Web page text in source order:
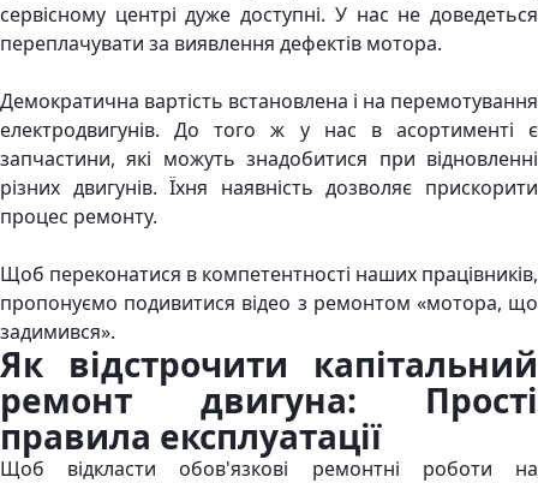
сервісному центрі дуже доступні. У нас не доведеться
переплачувати за виявлення дефектів мотора.
Демократична вартість встановлена ​​і на перемотування
електродвигунів. До того ж у нас в асортименті є
запчастини, які можуть знадобитися при відновленні
різних двигунів. Їхня наявність дозволяє прискорити
процес ремонту.
Щоб переконатися в компетентності наших працівників,
пропонуємо подивитися відео з ремонтом «мотора, що
задимився».
Як відстрочити капітальний
ремонт двигуна: Прості
правила експлуатації
Щоб відкласти обов'язкові ремонтні роботи на